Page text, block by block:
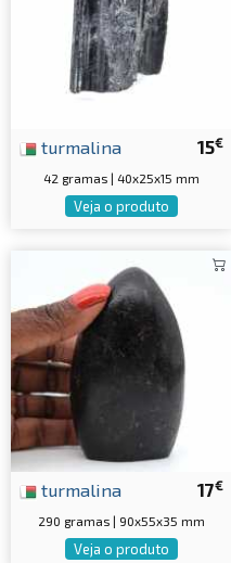
15€
turmalina
42 gramas | 40x25x15 mm
Veja o produto
17€
turmalina
290 gramas | 90x55x35 mm
Veja o produto